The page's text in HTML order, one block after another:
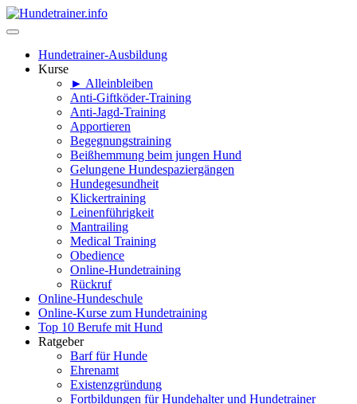
Hundetrainer-Ausbildung
Kurse
► Alleinbleiben
Anti-Giftköder-Training
Anti-Jagd-Training
Apportieren
Begegnungstraining
Beißhemmung beim jungen Hund
Gelungene Hundespaziergängen
Hundegesundheit
Klickertraining
Leinenführigkeit
Mantrailing
Medical Training
Obedience
Online-Hundetraining
Rückruf
Online-Hundeschule
Online-Kurse zum Hundetraining
Top 10 Berufe mit Hund
Ratgeber
Barf für Hunde
Ehrenamt
Existenzgründung
Fortbildungen für Hundehalter und Hundetrainer